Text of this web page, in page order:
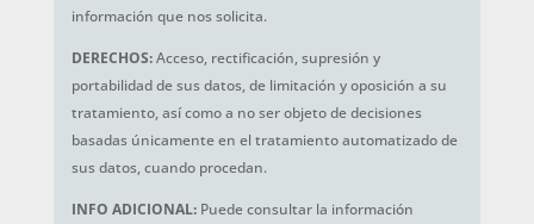
información que nos solicita.
DERECHOS:Acceso, rectificación, supresión y
portabilidad de sus datos, de limitación y oposición a su
tratamiento, así como a no ser objeto de decisiones
basadas únicamente en el tratamiento automatizado de
sus datos, cuando procedan.
INFO ADICIONAL: Puede consultar la información